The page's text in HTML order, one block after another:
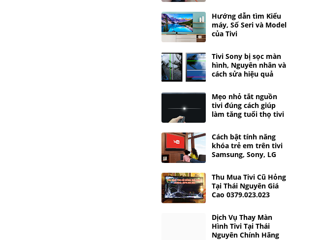
Hướng dẫn tìm Kiểu
máy, Số Seri và Model
của Tivi
Tivi Sony bị sọc màn
hình, Nguyên nhân và
cách sửa hiệu quả
Mẹo nhỏ tắt nguồn
tivi đúng cách giúp
làm tăng tuổi thọ tivi
Cách bật tính năng
khóa trẻ em trên tivi
Samsung, Sony, LG
Thu Mua Tivi Cũ Hỏng
Tại Thái Nguyên Giá
Cao 0379.023.023
Dịch Vụ Thay Màn
Hình Tivi Tại Thái
Nguyên Chính Hãng